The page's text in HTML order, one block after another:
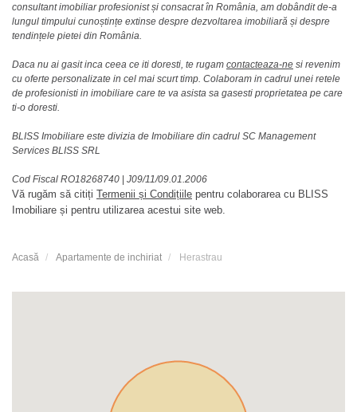
consultant imobiliar profesionist și consacrat în România, am dobândit de-a
lungul timpului cunoștințe extinse despre dezvoltarea imobiliară și despre
tendințele pietei din România.
Daca nu ai gasit inca ceea ce iti doresti, te rugam contacteaza-ne si revenim
cu oferte personalizate in cel mai scurt timp. Colaboram in cadrul unei retele
de profesionisti in imobiliare care te va asista sa gasesti proprietatea pe care
ti-o doresti.
BLISS Imobiliare este divizia de Imobiliare din cadrul SC Management
Services BLISS SRL
Cod Fiscal RO18268740 | J09/11/09.01.2006
Vă rugăm să citiți Termenii și Condițiile pentru colaborarea cu BLISS
Imobiliare și pentru utilizarea acestui site web.
Acasă Apartamente de inchiriat Herastrau